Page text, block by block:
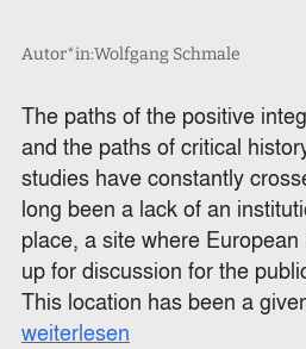
Autor*in:Wolfgang Schmale
The paths of the positive
and the paths of critical
studies have constantly
long been a lack of an
place, a site where
up for discussion for the
This location has been a
weiterlesen